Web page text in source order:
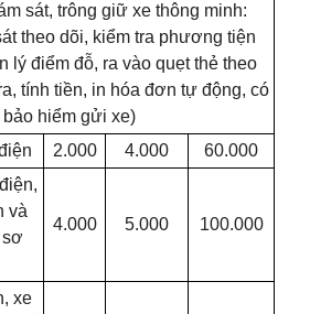
sát, trông giữ xe thông minh:
theo dõi, kiểm tra phương tiện
lý điểm đỗ, ra vào quẹt thẻ theo
tính tiền, in hóa đơn tự động, có
bảo hiểm gửi xe)
2.000 4.000 60.000
và
sơ
4.000 5.000 100.000
xe